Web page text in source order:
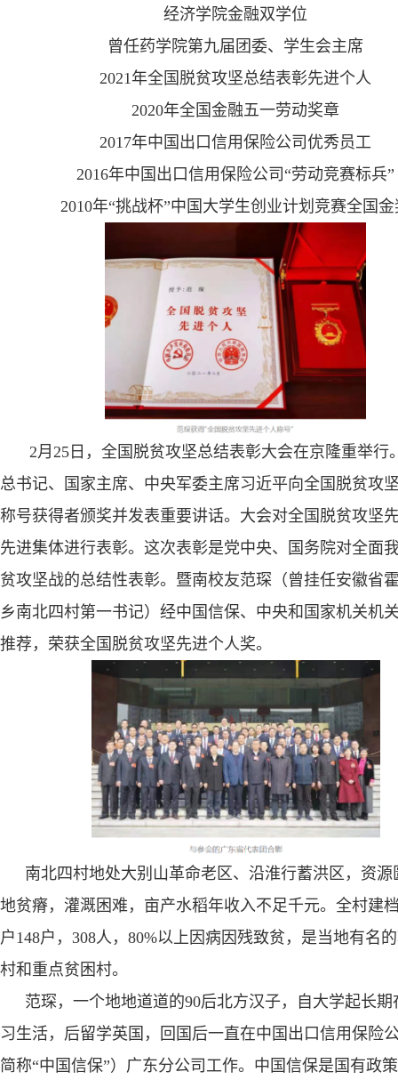
经济学院金融双学位
曾任药学院第九届团委、学生会主席
2021年全国脱贫攻坚总结表彰先进个人
2020年全国金融五一劳动奖章
2017年中国出口信用保险公司优秀员工
2016年中国出口信用保险公司“劳动竞赛标兵”
2010年“挑战杯”中国大学生创业计划竞赛全国金
2月 25日，全国脱贫攻坚总结表彰大会在京隆重举行
总书记、国家主席、中央军委主席习近平向全国脱贫攻
称号获得者颁奖并发表重要讲话。大会对全国脱贫攻坚
先进集体进行表彰。这次表彰是党中央、国务院对全面
贫攻坚战的总结性表彰。暨南校友范琛（曾挂任安徽省
乡南北四村第一书记）经中国信保、中央和国家机关机
推荐，荣获全国脱贫攻坚先进个人奖。
南北四村地处大别山革命老区、沿淮行蓄洪区，资源
地贫瘠，灌溉困难，亩产水稻年收入不足千元。全村建
户148户， 308人， 80%以上因病因残致贫，是当地有名
村和重点贫困村。
范琛，一个地地道道的90后北方汉子，自大学起长期
习生活，后留学英国，回国后一直在中国出口信用保险
简称“中国信保”）广东分公司工作。中国信保是国有政